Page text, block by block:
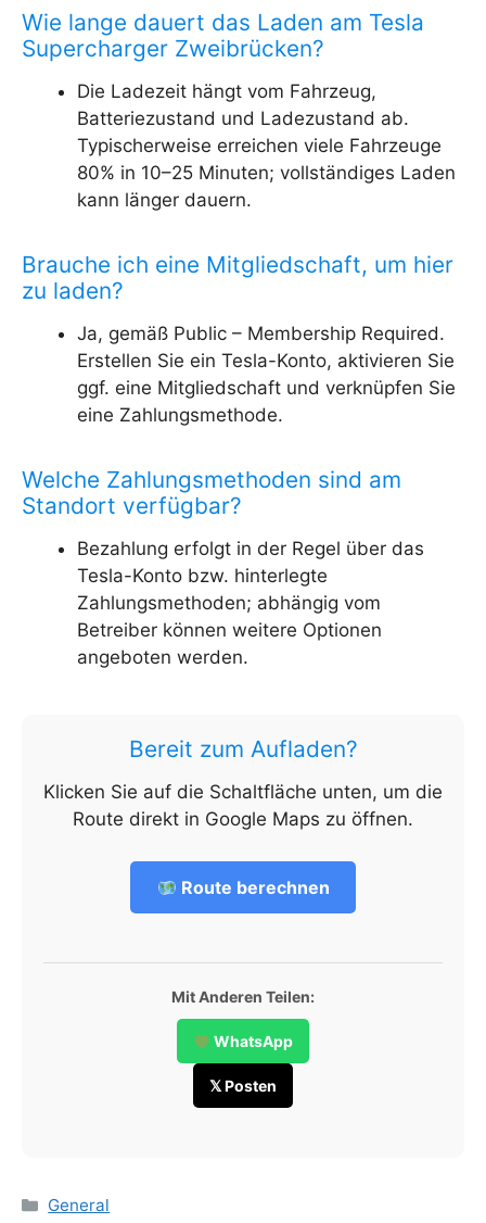
Wie lange dauert das Laden am Tesla
Supercharger Zweibrücken?
Die Ladezeit hängt vom Fahrzeug,
Batteriezustand und Ladezustand ab.
Typischerweise erreichen viele Fahrzeuge
80% in 10–25 Minuten; vollständiges Laden
kann länger dauern.
Brauche ich eine Mitgliedschaft, um hier
zu laden?
Ja, gemäß Public – Membership Required.
Erstellen Sie ein Tesla-Konto, aktivieren Sie
ggf. eine Mitgliedschaft und verknüpfen Sie
eine Zahlungsmethode.
Welche Zahlungsmethoden sind am
Standort verfügbar?
Bezahlung erfolgt in der Regel über das
Tesla-Konto bzw. hinterlegte
Zahlungsmethoden; abhängig vom
Betreiber können weitere Optionen
angeboten werden.
Bereit zum Aufladen?
Klicken Sie auf die Schaltfläche unten, um die
Route direkt in Google Maps zu öffnen.
Route berechnen
Mit Anderen Teilen:
WhatsApp
𝕏 Posten
Categories
General